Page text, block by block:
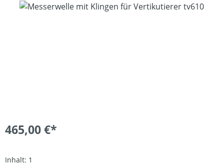
Bildergalerie überspringen
465,00 €*
Inhalt: 1